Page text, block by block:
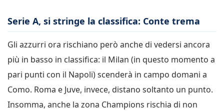
Serie A, si stringe la classifica: Conte trema
Gli azzurri ora rischiano però anche di vedersi ancora
più in basso in classifica: il Milan (in questo momento a
pari punti con il Napoli) scenderà in campo domani a
Como. Roma e Juve, invece, distano soltanto un punto.
Insomma, anche la zona Champions rischia di non